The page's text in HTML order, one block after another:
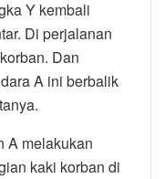
Y kembali
Di perjalanan
Dan
A ini berbalik
A melakukan
kaki korban di